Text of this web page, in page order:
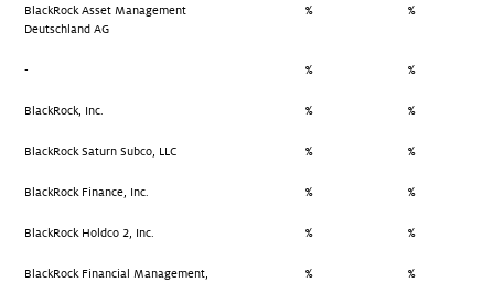
BlackRock Asset Management
Deutschland AG
% %
- % %
BlackRock, Inc. % %
BlackRock Saturn Subco, LLC % %
BlackRock Finance, Inc. % %
BlackRock Holdco 2, Inc. % %
BlackRock Financial Management,
% %